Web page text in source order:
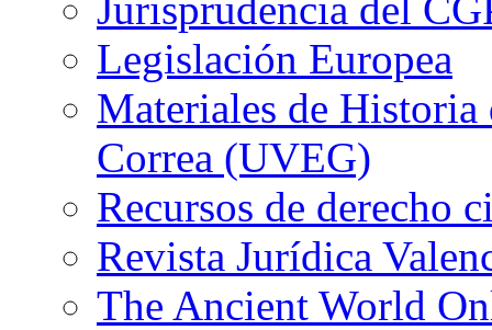
Legislación Europea
Materiales de
Correa (UVEG)
Recursos de derecho
Revista Jurídica
The Ancient World